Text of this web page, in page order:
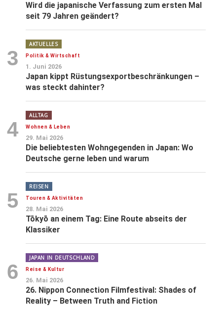
Wird die japanische Verfassung zum ersten Mal
seit 79 Jahren geändert?
3
AKTUELLES
Politik & Wirtschaft
1. Juni 2026
Japan kippt Rüstungsexportbeschränkungen –
was steckt dahinter?
4
ALLTAG
Wohnen & Leben
29. Mai 2026
Die beliebtesten Wohngegenden in Japan: Wo
Deutsche gerne leben und warum
5
REISEN
Touren & Aktivitäten
28. Mai 2026
Tōkyō an einem Tag: Eine Route abseits der
Klassiker
6
JAPAN IN DEUTSCHLAND
Reise & Kultur
26. Mai 2026
26. Nippon Connection Filmfestival: Shades of
Reality – Between Truth and Fiction